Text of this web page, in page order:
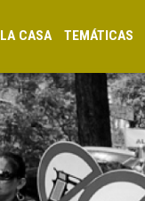
LA CASA TEMÁTICAS